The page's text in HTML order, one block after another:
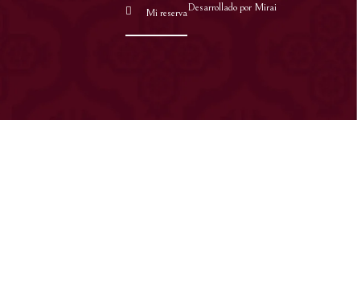
Mi reservaDesarrollado por Mirai